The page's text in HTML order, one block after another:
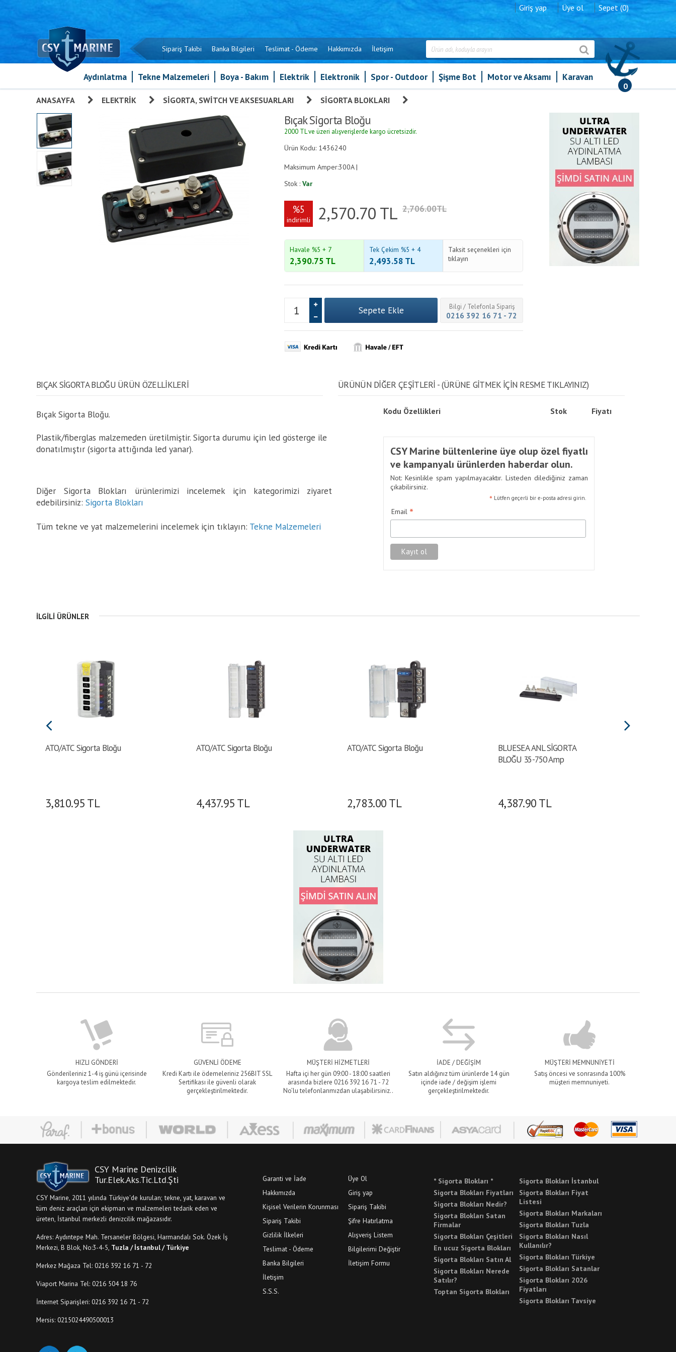
Giriş yap Üye ol Sepet (0)
Sipariş Takibi Banka Bilgileri Teslimat - Ödeme Hakkımızda İletişim
0
Aydınlatma Tekne Malzemeleri Boya - Bakım Elektrik Elektronik Spor - Outdoor Şişme Bot Motor ve Aksamı Karavan
ANASAYFA ELEKTRIK SIGORTA, SWITCH VE AKSESUARLARI SIGORTA BLOKLARI
Bıçak Sigorta Bloğu
2000 TL ve üzeri alışverişlerde kargo ücretsizdir.
Ürün Kodu: 1436240
Maksimum Amper:300A |
Stok : Var
%5
indirimli 2,570.70 TL 2,706.00TL
Havale %5 + 7
2,390.75 TL
Tek Çekim %5 + 4
2,493.58 TL
Taksit seçenekleri için
tıklayın
Bilgi / Telefonla Sipariş
0216 392 16 71 - 72
BIÇAK SIGORTA BLOĞU ÜRÜN ÖZELLİKLERİ
Bıçak Sigorta Bloğu.
Plastik/fiberglas malzemeden üretilmiştir. Sigorta durumu için led gösterge ile
donatılmıştır (sigorta attığında led yanar).
Diğer Sigorta Blokları ürünlerimizi incelemek için kategorimizi ziyaret
edebilirsiniz: Sigorta Blokları
Tüm tekne ve yat malzemelerini incelemek için tıklayın: Tekne Malzemeleri
ÜRÜNÜN DİĞER ÇEŞİTLERİ - (ÜRÜNE GITMEK IÇIN RESME TIKLAYINIZ)
Kodu Özellikleri Stok Fiyatı
CSY Marine bültenlerine üye olup özel fiyatlı
ve kampanyalı ürünlerden haberdar olun.
Not: Kesinlikle spam yapılmayacaktır. Listeden dilediğiniz zaman
çıkabilirsiniz.
* Lütfen geçerli bir e-posta adresi girin.
Email *
İLGILI ÜRÜNLER
ATO/ATC Sigorta Bloğu
3,810.95 TL
ATO/ATC Sigorta Bloğu
4,437.95 TL
ATO/ATC Sigorta Bloğu
2,783.00 TL
BLUESEA ANL SİGORTA
BLOĞU 35-750 Amp
4,387.90 TL
HIZLI GÖNDERİ
Gönderileriniz 1-4 iş günü içerisinde
kargoya teslim edilmektedir.
GÜVENLİ ÖDEME
Kredi Kartı ile ödemeleriniz 256BIT SSL
Sertifikası ile güvenli olarak
gerçekleştirilmektedir.
MÜŞTERİ HİZMETLERİ
Hafta içi her gün 09:00 - 18:00 saatleri
arasında bizlere 0216 392 16 71 - 72
No’lu telefonlarımızdan ulaşabilirsiniz..
İADE / DEĞİŞİM
Satın aldığınız tüm ürünlerde 14 gün
içinde iade / değişim işlemi
gerçekleştirilmektedir.
MÜŞTERİ MEMNUNİYETİ
Satış öncesi ve sonrasında 100%
müşteri memnuniyeti.
CSY Marine Denizcilik
Tur.Elek.Aks.Tic.Ltd.Şti
CSY Marine, 2011 yılında Türkiye'de kurulan; tekne, yat, karavan ve
tüm deniz araçları için ekipman ve malzemeleri tedarik eden ve
üreten, İstanbul merkezli denizcilik mağazasıdır.
Adres: Aydıntepe Mah. Tersaneler Bölgesi, Harmandalı Sok. Özek İş
Merkezi, B Blok, No:3-4-5, Tuzla / İstanbul / Türkiye
Merkez Mağaza Tel: 0216 392 16 71 - 72
Viaport Marina Tel: 0216 504 18 76
İnternet Siparişleri: 0216 392 16 71 - 72
Mersis: 0215024490500013
Garanti ve İade
Hakkımızda
Kişisel Verilerin Korunması
Sipariş Takibi
Gizlilik İlkeleri
Teslimat - Ödeme
Banka Bilgileri
İletişim
S.S.S.
Üye Ol
Giriş yap
Sipariş Takibi
Şifre Hatırlatma
Alışveriş Listem
Bilgilerimi Değiştir
İletişim Formu
* Sigorta Blokları *
Sigorta Blokları Fiyatları
Sigorta Blokları Nedir?
Sigorta Blokları Satan
Firmalar
Sigorta Blokları Çeşitleri
En ucuz Sigorta Blokları
Sigorta Blokları Satın Al
Sigorta Blokları Nerede
Satılır?
Toptan Sigorta Blokları
Sigorta Blokları İstanbul
Sigorta Blokları Fiyat
Listesi
Sigorta Blokları Markaları
Sigorta Blokları Tuzla
Sigorta Blokları Nasıl
Kullanılır?
Sigorta Blokları Türkiye
Sigorta Blokları Satanlar
Sigorta Blokları 2026
Fiyatları
Sigorta Blokları Tavsiye